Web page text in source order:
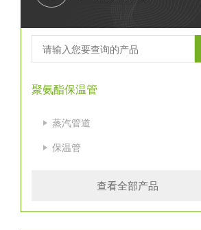
聚氨酯保温管
蒸汽管道
保温管
查看全部产品